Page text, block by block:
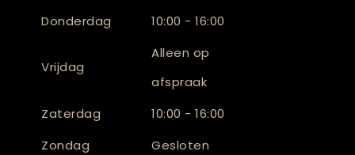
Donderdag
10:00 - 16:00
Vrijdag
Alleen op
afspraak
Zaterdag
10:00 - 16:00
Zondag
Gesloten